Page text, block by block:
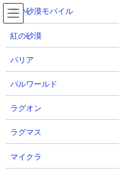
コ
ン
ナ
ビ
眠りたて
TOP にゃんこ大戦争
眠りたての愛 攻略動
黒い砂漠モバイル
紅の砂漠
パリア
パルワールド
ラグオン
ラグマス
マイクラ